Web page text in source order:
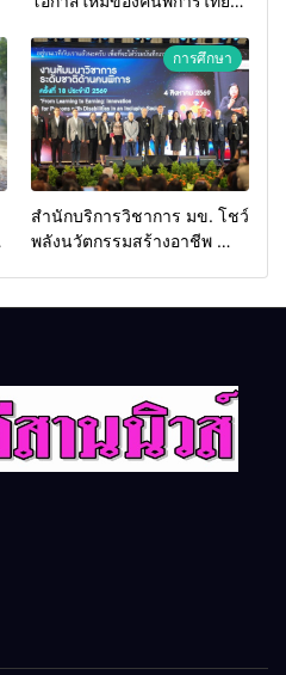
ประเทศ
การศึกษา
สำนักบริการวิชาการ มข. โชว์
พลังนวัตกรรมสร้างอาชีพ นำ